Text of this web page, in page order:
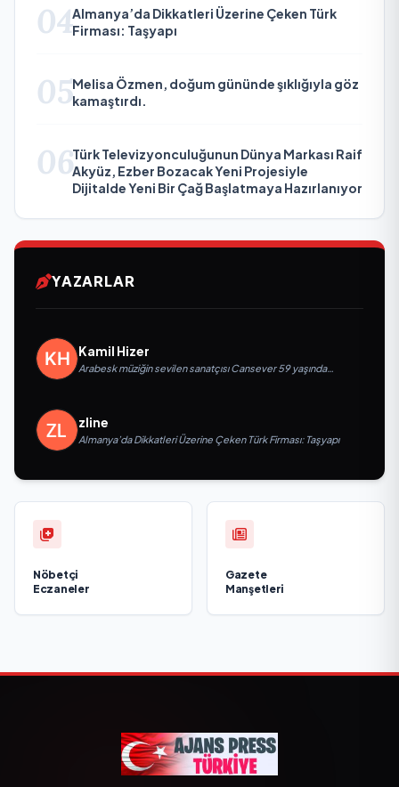
04Almanya’da Dikkatleri Üzerine Çeken Türk
Firması: Taşyapı
05Melisa Özmen, doğum gününde şıklığıyla göz
kamaştırdı.
06Türk Televizyonculuğunun Dünya Markası Raif
Akyüz, Ezber Bozacak Yeni Projesiyle
Dijitalde Yeni Bir Çağ Başlatmaya Hazırlanıyor
YAZARLAR
Kamil Hizer
Arabesk müziğin sevilen sanatçısı Cansever 59 yaşında
zline
Almanya’da Dikkatleri Üzerine Çeken Türk Firması: Taşyapı
Nöbetçi
Eczaneler
Gazete
Manşetleri